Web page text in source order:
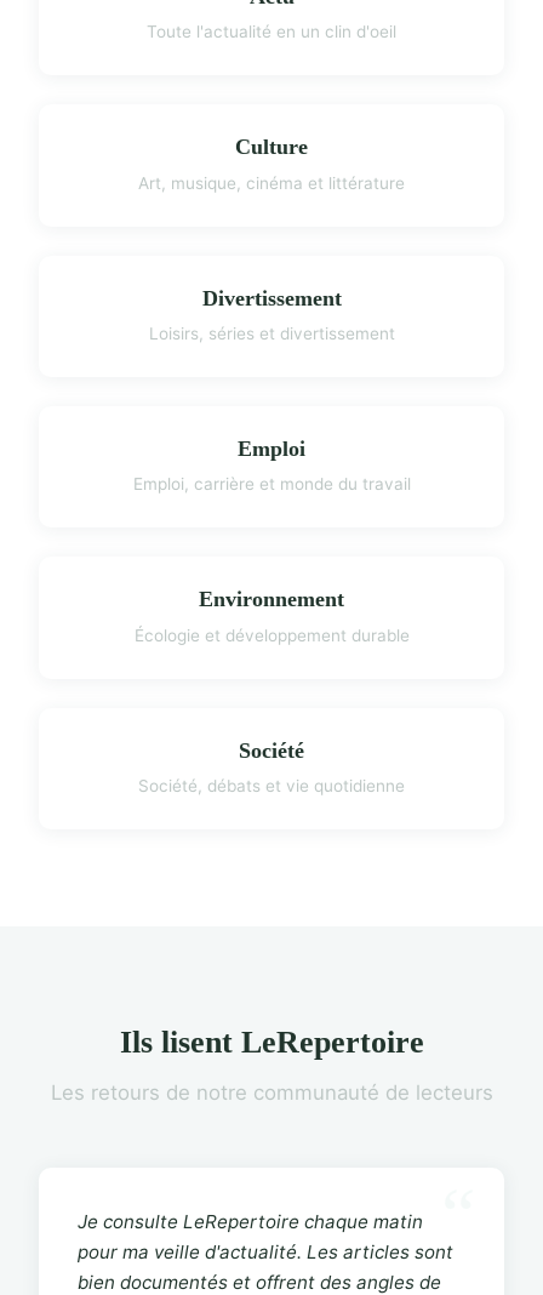
Toute l'actualité en un clin d'oeil
Culture
Art, musique, cinéma et littérature
Divertissement
Loisirs, séries et divertissement
Emploi
Emploi, carrière et monde du travail
Environnement
Écologie et développement durable
Société
Société, débats et vie quotidienne
Ils lisent LeRepertoire
Les retours de notre communauté de lecteurs
Je consulte LeRepertoire chaque matin
pour ma veille d'actualité. Les articles sont
bien documentés et offrent des angles de